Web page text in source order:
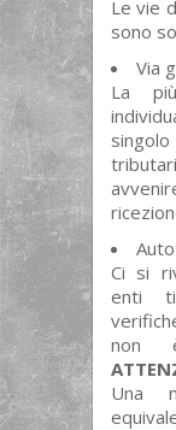
Le vie
sono
Via
La
Ci si
enti
non
Una